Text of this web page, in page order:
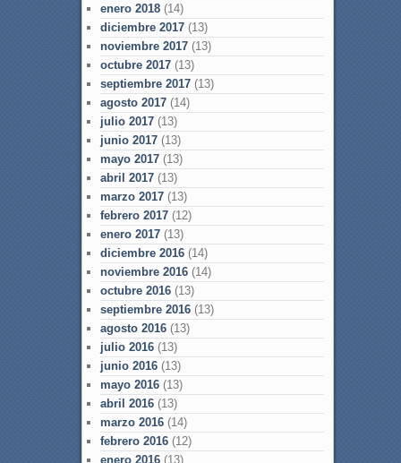
enero 2018(14)
diciembre 2017(13)
noviembre 2017(13)
octubre 2017(13)
septiembre 2017(13)
agosto 2017(14)
julio 2017(13)
junio 2017(13)
mayo 2017(13)
abril 2017(13)
marzo 2017(13)
febrero 2017(12)
enero 2017(13)
diciembre 2016(14)
noviembre 2016(14)
octubre 2016(13)
septiembre 2016(13)
agosto 2016(13)
julio 2016(13)
junio 2016(13)
mayo 2016(13)
abril 2016(13)
marzo 2016(14)
febrero 2016(12)
enero 2016(13)